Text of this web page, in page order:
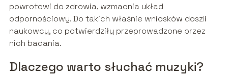
powrotowi do zdrowia, wzmacnia układ
odpornościowy. Do takich właśnie wniosków doszli
naukowcy, co potwierdziły przeprowadzone przez
nich badania.
Dlaczego warto słuchać muzyki?